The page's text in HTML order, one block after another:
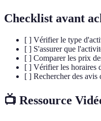
Checklist avant
[ ] Vérifier le type
[ ] S'assurer que
[ ] Comparer les prix
[ ] Vérifier les horaires
[ ] Rechercher des avis
📺 Ressource